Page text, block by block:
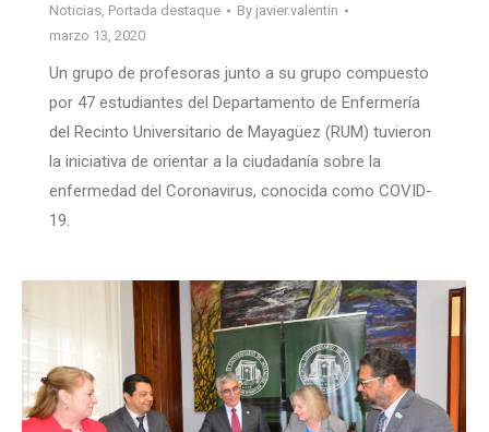
Noticias, Portada destaque By javier.valentin
marzo 13, 2020
Un grupo de profesoras junto a su grupo compuesto
por 47 estudiantes del Departamento de Enfermería
del Recinto Universitario de Mayagüez (RUM) tuvieron
la iniciativa de orientar a la ciudadanía sobre la
enfermedad del Coronavirus, conocida como COVID-
19.